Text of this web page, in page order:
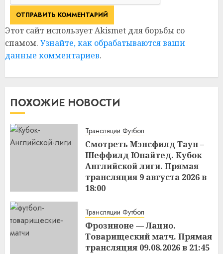
Этот сайт использует Akismet для борьбы со
спамом. Узнайте, как обрабатываются ваши
данные комментариев.
ПОХОЖИЕ НОВОСТИ
Трансляции Футбол
Смотреть Мэнсфилд Таун –
Шеффилд Юнайтед. Кубок
Английской лиги. Прямая
трансляция 9 августа 2026 в
18:00
Трансляции Футбол
Фрозиноне — Лацио.
Товарищеский матч. Прямая
трансляция 09.08.2026 в 21:45